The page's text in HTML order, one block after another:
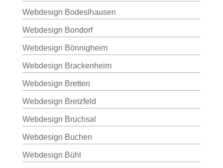
Webdesign Bodeslhausen
Webdesign Bondorf
Webdesign Bönnigheim
Webdesign Brackenheim
Webdesign Bretten
Webdesign Bretzfeld
Webdesign Bruchsal
Webdesign Buchen
Webdesign Bühl